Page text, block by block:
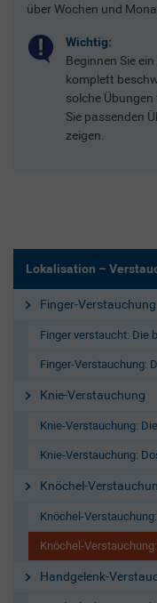
über Wochen und
Wichtig:
Beginnen Sie
komplett
solche
Sie passenden
zeigen.
Lokalisation –
Finger-Verstauchung
Finger verstaucht: Die
Finger-Verstauchung:
Knie-Verstauchung
Knie-Verstauchung:
Knie-Verstauchung:
Knöchel-
Knöchel-
Knöchel-
Handgelenk-